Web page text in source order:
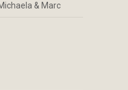
& Marc